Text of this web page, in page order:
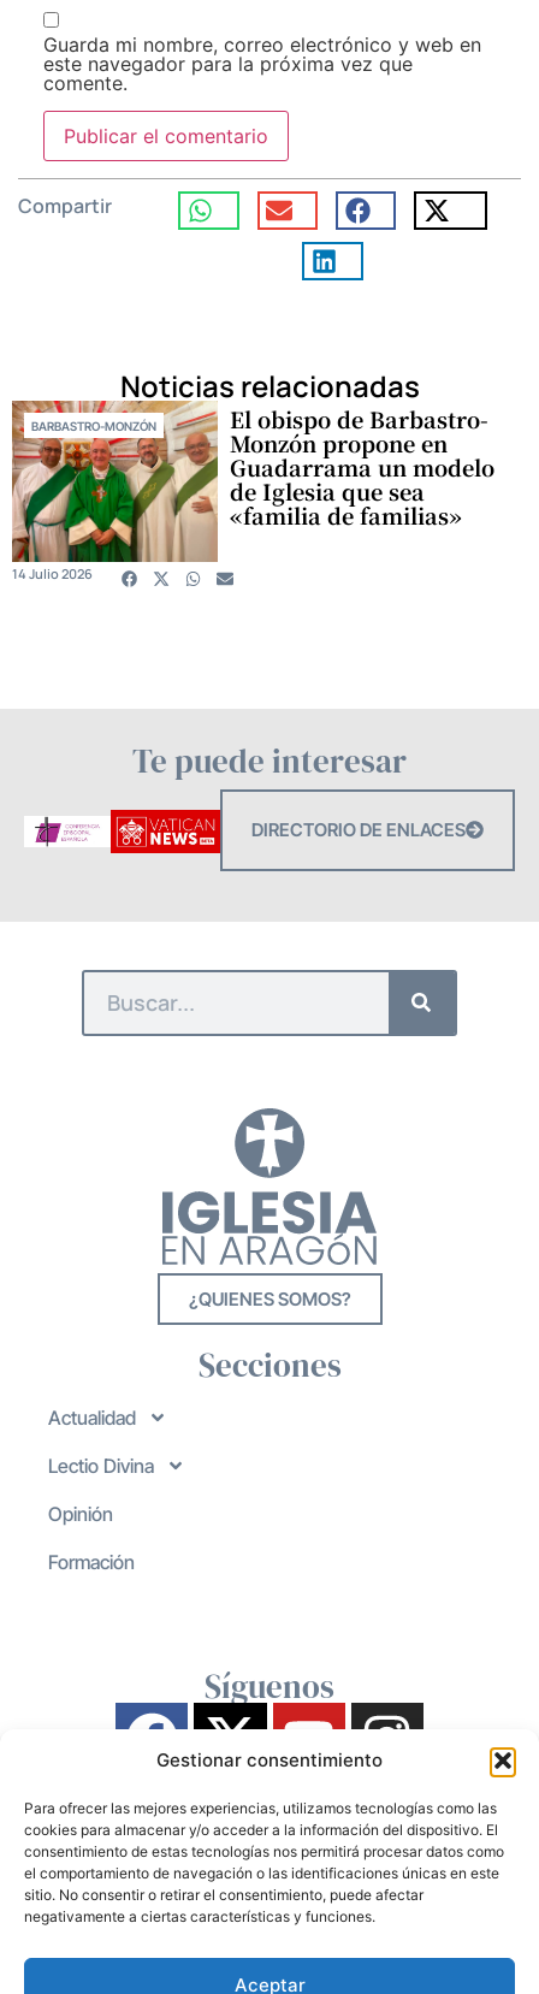
Gestionar consentimiento
Para ofrecer las mejores experiencias, utilizamos tecnologías como las
cookies para almacenar y/o acceder a la información del dispositivo. El
consentimiento de estas tecnologías nos permitirá procesar datos como
el comportamiento de navegación o las identificaciones únicas en este
sitio. No consentir o retirar el consentimiento, puede afectar
negativamente a ciertas características y funciones.
Aceptar
Guarda mi nombre, correo electrónico y web en
este navegador para la próxima vez que
comente.
Compartir
Noticias relacionadas
BARBASTRO-MONZÓN El obispo de Barbastro-
Monzón propone en
Guadarrama un modelo
de Iglesia que sea
«familia de familias»
14 Julio 2026
Te puede interesar
DIRECTORIO DE ENLACES
¿QUIENES SOMOS?
Secciones
Actualidad
Lectio Divina
Opinión
Formación
Síguenos